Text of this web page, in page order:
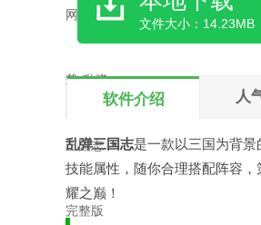
文件大小：14.23MB
软件介绍 人
乱弹三国志是一款以三国为背
技能属性，随你合理搭配阵容，
耀之巅！